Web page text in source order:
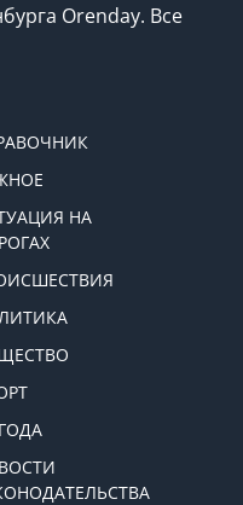
Orenday. Все
НА